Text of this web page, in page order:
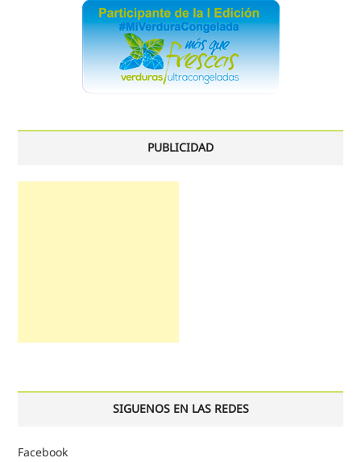
PUBLICIDAD
SIGUENOS EN LAS REDES
Facebook